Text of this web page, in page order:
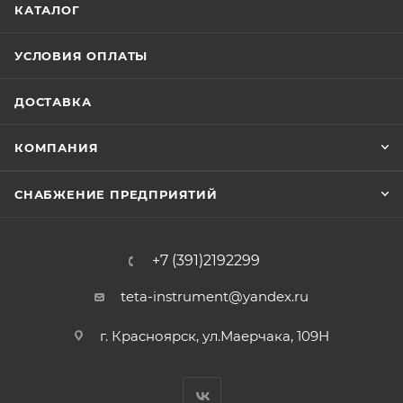
КАТАЛОГ
УСЛОВИЯ ОПЛАТЫ
ДОСТАВКА
КОМПАНИЯ
СНАБЖЕНИЕ ПРЕДПРИЯТИЙ
+7 (391)2192299
teta-instrument@yandex.ru
г. Красноярск, ул.Маерчака, 109Н